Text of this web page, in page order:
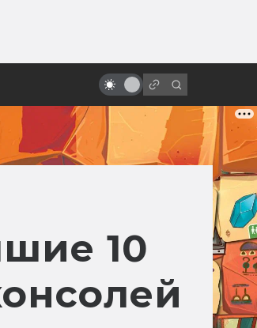
про Маленького
10